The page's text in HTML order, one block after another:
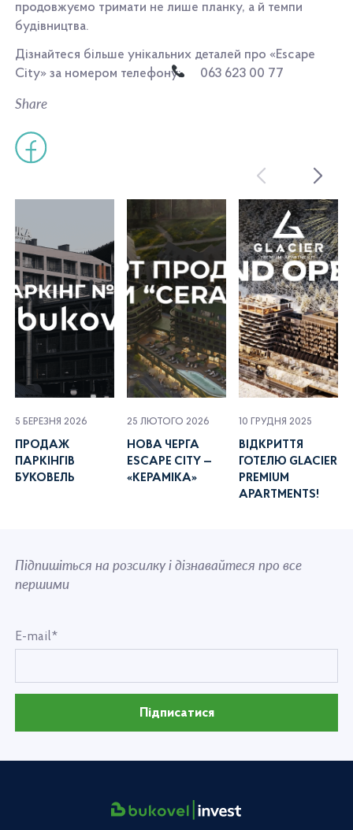
продовжуємо тримати не лише планку, а й темпи
будівництва.
Дізнайтеся більше унікальних деталей про «Escape
City» за номером телефону:
063 623 00 77
Share
5 БЕРЕЗНЯ 2026
ПРОДАЖ
ПАРКІНГІВ
БУКОВЕЛЬ
25 ЛЮТОГО 2026
НОВА ЧЕРГА
ESCAPE CITY —
«КЕРАМІКА»
10 ГРУДНЯ 2025
ВІДКРИТТЯ
ГОТЕЛЮ GLACIER
PREMIUM
APARTMENTS!
Підпишіться на розсилку і дізнавайтеся про все
першими
E-mail*
Підписатися